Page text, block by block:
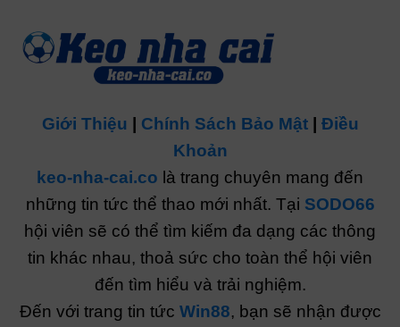
Giới Thiệu | Chính Sách Bảo Mật| Điều
Khoản
keo-nha-cai.co là trang chuyên mang đến
những tin tức thể thao mới nhất. Tại SODO66
hội viên sẽ có thể tìm kiếm đa dạng các thông
tin khác nhau, thoả sức cho toàn thể hội viên
đến tìm hiểu và trải nghiệm.
Đến với trang tin tức Win88, bạn sẽ nhận được